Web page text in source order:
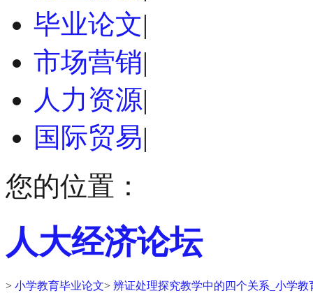
毕业论文|
市场营销|
人力资源|
国际贸易|
您的位置：
人大经济论坛
> 小学教育毕业论文> 辨证处理探究教学中的四个关系_小学教